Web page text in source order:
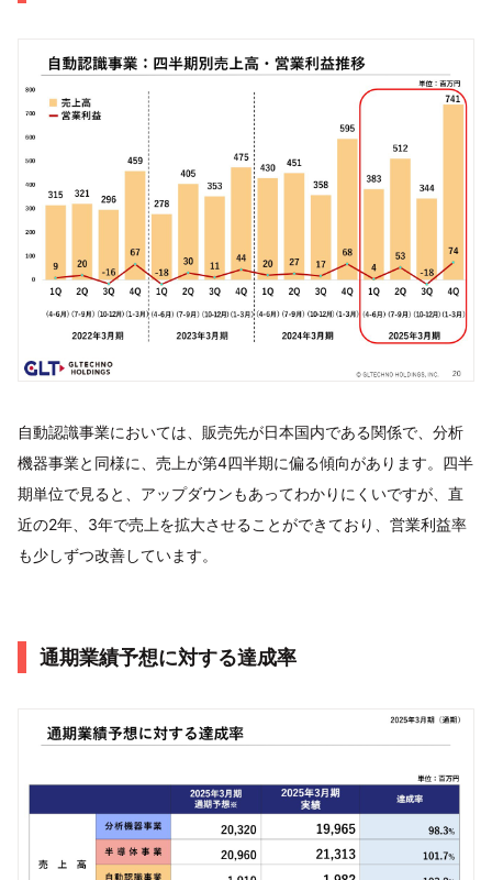
自動認識事業においては、販売先が日本国内である関係で、分析
機器事業と同様に、売上が第4四半期に偏る傾向があります。四半
期単位で見ると、アップダウンもあってわかりにくいですが、直
近の2年、3年で売上を拡大させることができており、営業利益率
も少しずつ改善しています。
通期業績予想に対する達成率